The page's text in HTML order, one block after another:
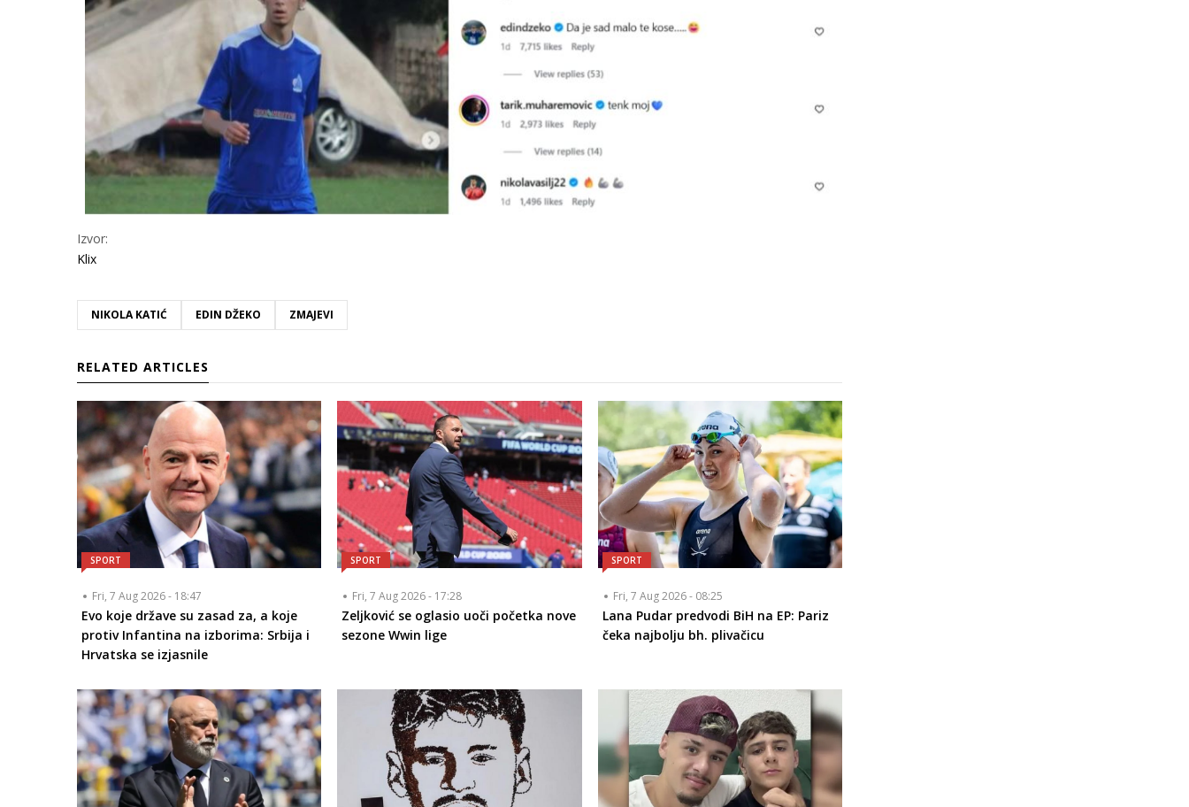
Izvor:
Klix
NIKOLA KATIĆ EDIN DŽEKO ZMAJEVI
RELATED ARTICLES
SPORT
Fri, 7 Aug 2026 - 18:47
Evo koje države su zasad za, a koje
protiv Infantina na izborima: Srbija i
Hrvatska se izjasnile
SPORT
Fri, 7 Aug 2026 - 17:28
Zeljković se oglasio uoči početka nove
sezone Wwin lige
SPORT
Fri, 7 Aug 2026 - 08:25
Lana Pudar predvodi BiH na EP: Pariz
čeka najbolju bh. plivačicu